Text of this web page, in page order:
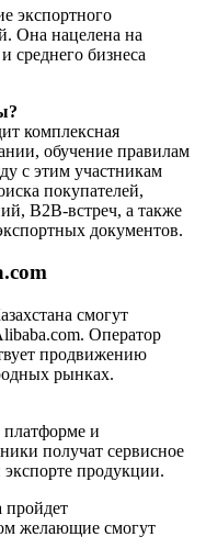
экспортного
Она нацелена на
среднего бизнеса
комплексная
обучение правилам
с этим участникам
покупателей,
B2B-встреч, а также
документов.
смогут
Оператор
продвижению
рынках.
платформе и
получат сервисное
продукции.
пройдет
желающие смогут